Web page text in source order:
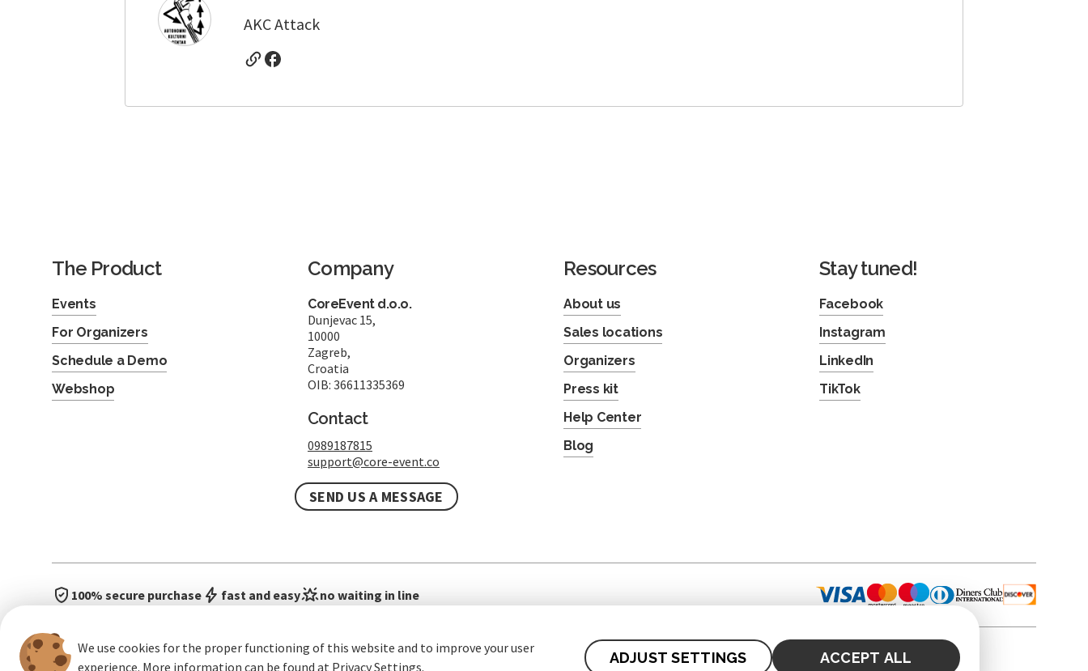
AKC Attack
We use cookies for the proper functioning of this website and to improve your user
experience. More information can be found at Privacy Settings.
ADJUST SETTINGS ACCEPT ALL
The Product
Events
For Organizers
Schedule a Demo
Webshop
Company
CoreEvent d.o.o.
Dunjevac 15,
10000
Zagreb,
Croatia
OIB: 36611335369
Contact
0989187815
support@core-event.co
SEND US A MESSAGE
Resources
About us
Sales locations
Organizers
Press kit
Help Center
Blog
Stay tuned!
Facebook
Instagram
LinkedIn
TikTok
100% secure purchase fast and easy no waiting in line